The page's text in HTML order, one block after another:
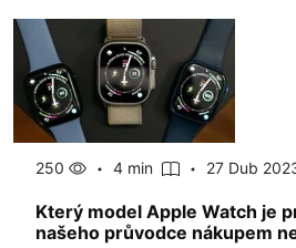
250 4 min 27 Dub
Který model Apple Watch je
našeho průvodce nákupem